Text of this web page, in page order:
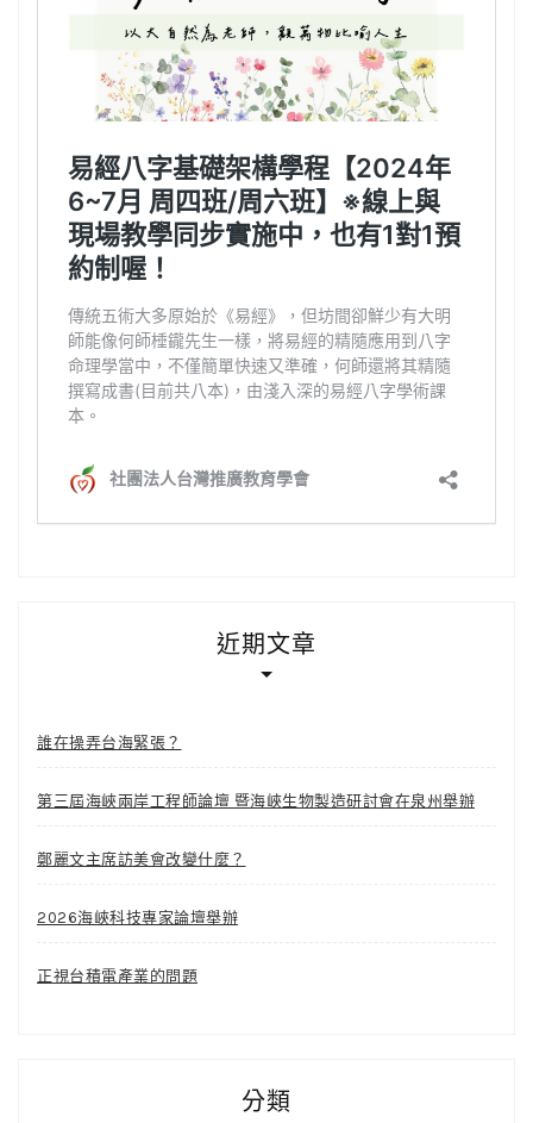
近期文章
誰在操弄台海緊張？
第三屆海峽兩岸工程師論壇 暨海峽生物製造研討會在泉州舉辦
鄭麗文主席訪美會改變什麼？
2026海峽科技專家論壇舉辦
正視台積電產業的問題
分類